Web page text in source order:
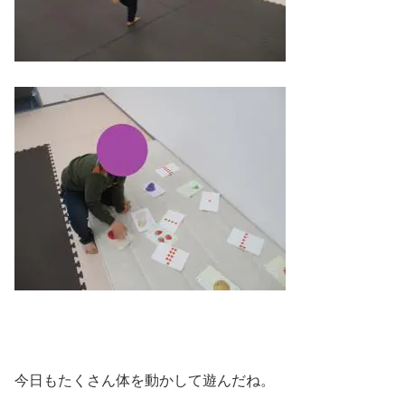
今日もたくさん体を動かして遊んだね。